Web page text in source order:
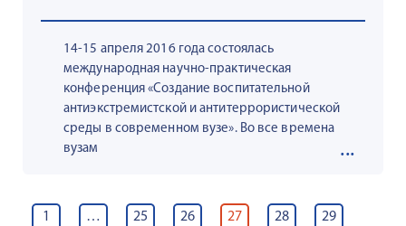
14-15 апреля 2016 года состоялась
международная научно-практическая
конференция «Создание воспитательной
антиэкстремистской и антитеррористической
среды в современном вузе». Во все времена
вузам
ЗАПИСЕЙ
1 … 25 26 27 28 29